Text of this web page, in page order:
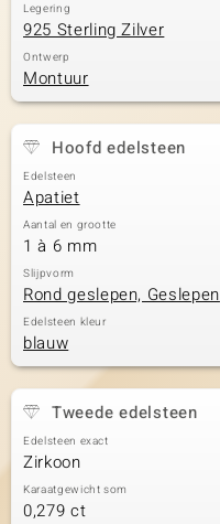
Legering
925 Sterling Zilver
Ontwerp
Montuur
Hoofd edelsteen
Edelsteen
Apatiet
Aantal en grootte
1 à 6 mm
Slijpvorm
Rond geslepen, Geslepen
Edelsteen kleur
blauw
Tweede edelsteen
Edelsteen exact
Zirkoon
Karaatgewicht som
0,279 ct